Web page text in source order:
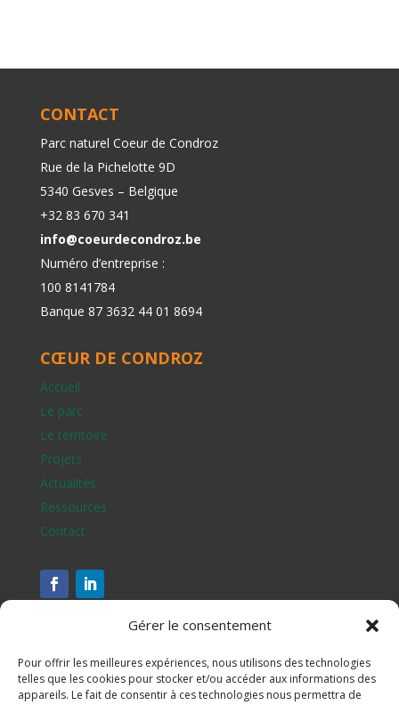
Gérer le consentement
Pour offrir les meilleures expériences, nous utilisons des technologies
telles que les cookies pour stocker et/ou accéder aux informations des
appareils. Le fait de consentir à ces technologies nous permettra de
CONTACT
Parc naturel Coeur de Condroz
Rue de la Pichelotte 9D
5340 Gesves – Belgique
+32 83 670 341
info@coeurdecondroz.be
Numéro d’entreprise :
100 8141784
Banque 87 3632 44 01 8694
CŒUR DE CONDROZ
Accueil
Le parc
Le territoire
Projets
Actualités
Ressources
Contact